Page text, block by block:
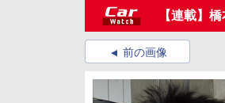
【連載】
前の画像